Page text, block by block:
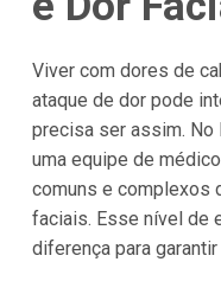
Viver com dores de
ataque de dor pode
precisa ser assim. No
uma equipe de
comuns e complexos
faciais. Esse nível de
diferença para